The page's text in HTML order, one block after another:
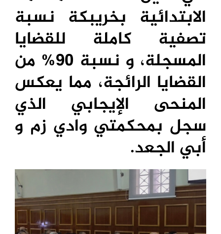
الابتدائية بخريبكة نسبة
تصفية كاملة للقضايا
المسجلة، و نسبة 90% من
القضايا الرائجة، مما يعكس
المنحى الإيجابي الذي
سجل بمحكمتي وادي زم و
أبي الجعد.